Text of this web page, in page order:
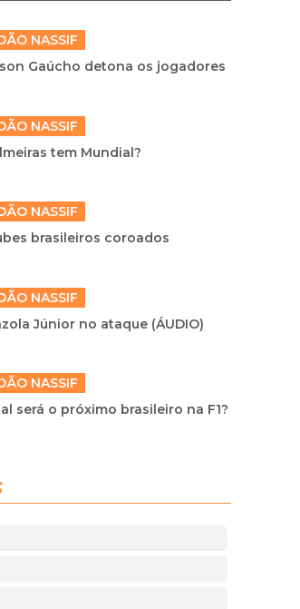
NASSIF
Gaúcho detona os jogadores
NASSIF
tem Mundial?
NASSIF
brasileiros coroados
NASSIF
Júnior no ataque (ÁUDIO)
NASSIF
será o próximo brasileiro na F1?